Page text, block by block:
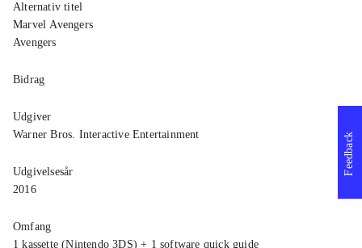
Alternativ titel
Marvel Avengers
Avengers
Bidrag
Udgiver
Warner Bros. Interactive Entertainment
Udgivelsesår
2016
Omfang
1 kassette (Nintendo 3DS) + 1 software quick guide
Feedback